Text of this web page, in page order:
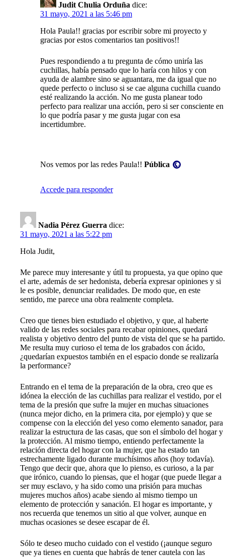
Judit Chulia Orduña dice:
31 mayo, 2021 a las 5:46 pm
Hola Paula!! gracias por escribir sobre mi proyecto y
gracias por estos comentarios tan positivos!!
Pues respondiendo a tu pregunta de cómo uniría las
cuchillas, había pensado que lo haría con hilos y con
ayuda de alambre sino se aguantara, me da igual que no
quede perfecto o incluso si se cae alguna cuchilla cuando
esté realizando la acción. No me gusta planear todo
perfecto para realizar una acción, pero si ser consciente en
lo que podría pasar y me gusta jugar con esa
incertidumbre.
Nos vemos por las redes Paula!! Pública
Accede para responder
Nadia Pérez Guerra dice:
31 mayo, 2021 a las 5:22 pm
Hola Judit,
Me parece muy interesante y útil tu propuesta, ya que opino que
el arte, además de ser hedonista, debería expresar opiniones y si
le es posible, denunciar realidades. De modo que, en este
sentido, me parece una obra realmente completa.
Creo que tienes bien estudiado el objetivo, y que, al haberte
valido de las redes sociales para recabar opiniones, quedará
realista y objetivo dentro del punto de vista del que se ha partido.
Me resulta muy curioso el tema de los grabados con ácido,
¿quedarían expuestos también en el espacio donde se realizaría
la performance?
Entrando en el tema de la preparación de la obra, creo que es
idónea la elección de las cuchillas para realizar el vestido, por el
tema de la presión que sufre la mujer en muchas situaciones
(nunca mejor dicho, en la primera cita, por ejemplo) y que se
compense con la elección del yeso como elemento sanador, para
realizar la estructura de las casas, que son el símbolo del hogar y
la protección. Al mismo tiempo, entiendo perfectamente la
relación directa del hogar con la mujer, que ha estado tan
estrechamente ligado durante muchísimos años (hoy todavía).
Tengo que decir que, ahora que lo pienso, es curioso, a la par
que irónico, cuando lo piensas, que el hogar (que puede llegar a
ser muy esclavo, y ha sido como una prisión para muchas
mujeres muchos años) acabe siendo al mismo tiempo un
elemento de protección y sanación. El hogar es importante, y
nos recuerda que tenemos un sitio al que volver, aunque en
muchas ocasiones se desee escapar de él.
Sólo te deseo mucho cuidado con el vestido (¡aunque seguro
que ya tienes en cuenta que habrás de tener cautela con las